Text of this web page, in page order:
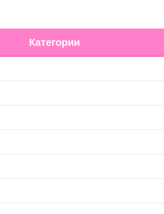
Категории